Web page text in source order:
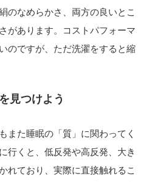
のなめらかさ、両方の良いとこ
があります。コストパフォーマ
のですが、ただ洗濯をすると縮
見つけよう
また睡眠の「質」に関わってく
行くと、低反発や高反発、大き
れており、実際に直接触れるこ